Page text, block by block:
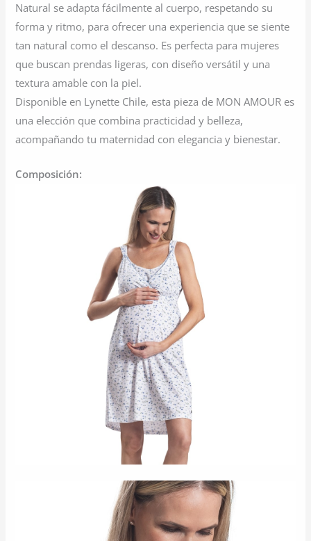
Natural se adapta fácilmente al cuerpo, respetando su
forma y ritmo, para ofrecer una experiencia que se siente
tan natural como el descanso. Es perfecta para mujeres
que buscan prendas ligeras, con diseño versátil y una
textura amable con la piel.
Disponible en Lynette Chile, esta pieza de MON AMOUR es
una elección que combina practicidad y belleza,
acompañando tu maternidad con elegancia y bienestar.
Composición: